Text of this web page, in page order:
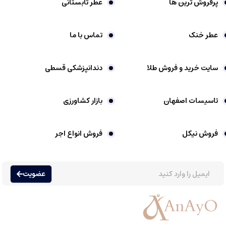
مقدار کم کافی است، چون غلظت بالا قدرت ماندگاری زیادی دارد.
گوش ها.
های مختلف دارند. عطرها عموما به دسته های متنوعی تقسیم می شوند، اما یکی از
محبوب ترین نوع آن ها، عطر گرمی یا اسانس گرمی است که ویژگی های خاص خود را
عطر گرمی که به آن اسانس گرمی هم گفته می شود، نوعی عطر است که با غلظت
بالایی از اسانس های عطری ساخته شده است. این نوع عطرها عموما غلظت حدود
عطر خنک تماس با ما
سایت خرید و فروش طلا دندانپزشکی قسطی
تاسیسات اصفهان بازار کشاورزی
فروش نیکل فروش انواع اجر
عضویت